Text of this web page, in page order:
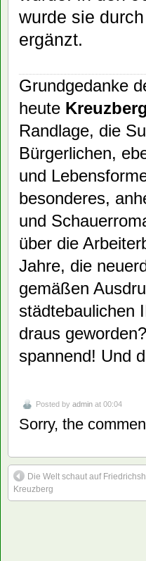
wurde sie
ergänzt.
Grundgedanke
heute Kreuzberg
Randlage, die
Bürgerlichen,
und
besonderes,
und
über die
Jahre, die
gemäßen
städtebaulichen
draus
spannend! Und
Posted by admin at 00:04
Sorry, the
Die Welt schaut auf
Kreuzberg